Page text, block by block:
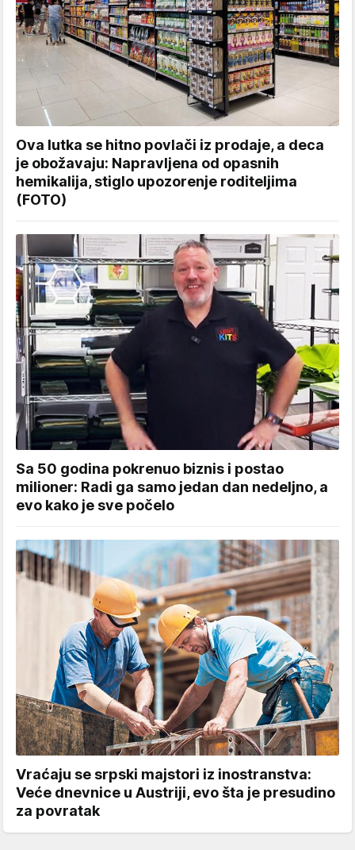
Ova lutka se hitno povlači iz prodaje, a deca
je obožavaju: Napravljena od opasnih
hemikalija, stiglo upozorenje roditeljima
(FOTO)
Sa 50 godina pokrenuo biznis i postao
milioner: Radi ga samo jedan dan nedeljno, a
evo kako je sve počelo
Vraćaju se srpski majstori iz inostranstva:
Veće dnevnice u Austriji, evo šta je presudino
za povratak